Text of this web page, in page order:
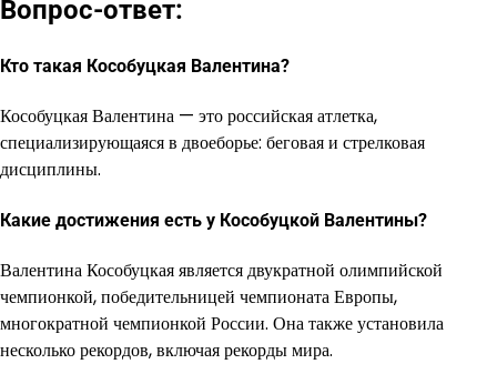
Вопрос-ответ:
Кто такая Кособуцкая Валентина?
Кособуцкая Валентина — это российская атлетка,
специализирующаяся в двоеборье: беговая и стрелковая
дисциплины.
Какие достижения есть у Кособуцкой Валентины?
Валентина Кособуцкая является двукратной олимпийской
чемпионкой, победительницей чемпионата Европы,
многократной чемпионкой России. Она также установила
несколько рекордов, включая рекорды мира.